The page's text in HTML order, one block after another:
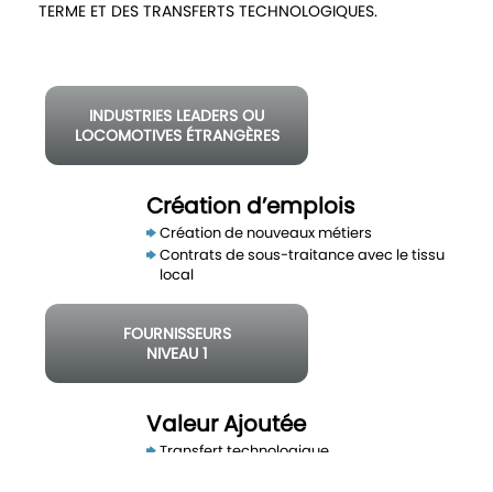
TERME ET DES TRANSFERTS TECHNOLOGIQUES.
INDUSTRIES LEADERS OU
LOCOMOTIVES ÉTRANGÈRES
Création d’emplois
Création de nouveaux métiers
Contrats de sous-traitance avec le tissu
local
1
emploi
FOURNISSEURS
NIVEAU 1
Valeur Ajoutée
Transfert technologique